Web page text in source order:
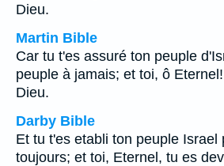
Dieu.
Martin Bible
Car tu t'es assuré ton peuple
peuple à jamais; et toi, ô
Dieu.
Darby Bible
Et tu t'es etabli ton peuple Israel
toujours; et toi, Eternel, tu es